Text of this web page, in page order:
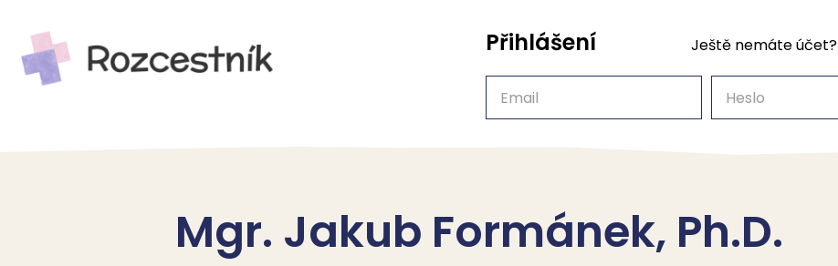
Přihlášení Ještě nemáte účet?
Mgr. Jakub Formánek, Ph.D.